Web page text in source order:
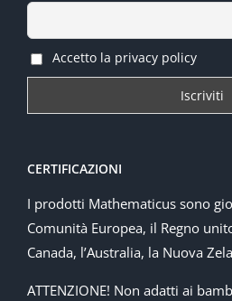
Accetto la privacy policy
CERTIFICAZIONI
I prodotti Mathematicus sono
Comunità Europea, il Regno
Canada, l’Australia, la Nuova
ATTENZIONE! Non adatti ai